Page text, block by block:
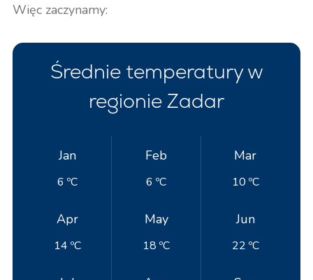
Więc zaczynamy:
Średnie temperatury w
regionie Zadar
Jan
6 ºC
Feb
6 ºC
Mar
10 ºC
Apr
14 ºC
May
18 ºC
Jun
22 ºC